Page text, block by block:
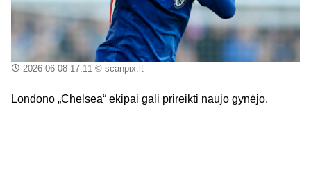
2026-06-08 17:11© scanpix.lt
Londono „Chelsea“ ekipai gali prireikti naujo gynėjo.